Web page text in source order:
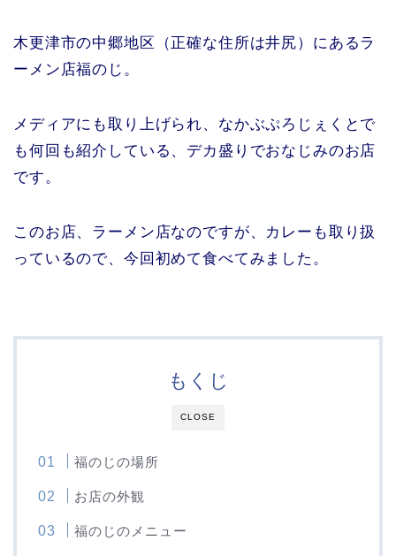
木更津市の中郷地区（正確な住所は井尻）にあるラ
ーメン店福のじ。
メディアにも取り上げられ、なかぶぷろじぇくとで
も何回も紹介している、デカ盛りでおなじみのお店
です。
このお店、ラーメン店なのですが、カレーも取り扱
っているので、今回初めて食べてみました。
CLOSE
もくじ
福のじの場所
お店の外観
福のじのメニュー